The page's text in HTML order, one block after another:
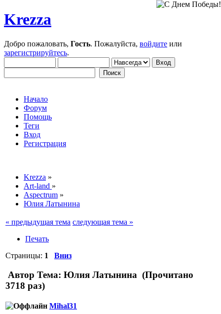
Krezza
Добро пожаловать, Гость. Пожалуйста, войдите или
зарегистрируйтесь.
Начало
Форум
Помощь
Теги
Вход
Регистрация
Krezza »
Art-land »
Aspectrum »
Юлия Латынина
« предыдущая тема следующая тема »
Печать
Страницы: 1 Вниз
Автор Тема: Юлия Латынина (Прочитано
3718 раз)
Mihal31